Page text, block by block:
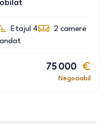
Etajul 4 2 camere
75 000
Negociabil